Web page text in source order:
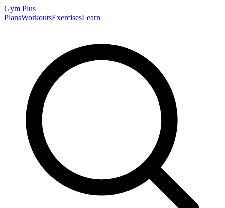
Gym Plus
PlansWorkoutsExercisesLearn